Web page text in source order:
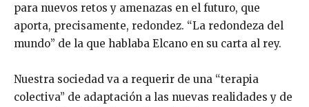
para nuevos retos y amenazas en el futuro, que
aporta, precisamente, redondez. “La redondeza del
mundo” de la que hablaba Elcano en su carta al rey.
Nuestra sociedad va a requerir de una “terapia
colectiva” de adaptación a las nuevas realidades y de